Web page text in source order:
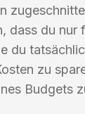
dass du nur
du
zu
Budgets